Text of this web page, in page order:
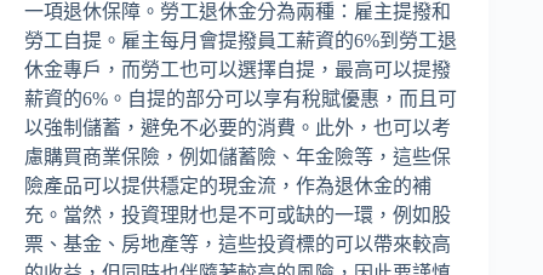
一項退休保障。勞工退休金分為兩種：雇主提撥和
勞工自提。雇主每月會提撥員工薪資的6%到勞工退
休金專戶，而勞工也可以選擇自提，最高可以提撥
薪資的6%。自提的部分可以享有稅賦優惠，而且可
以強制儲蓄，避免不必要的消費。此外，也可以考
慮購買商業保險，例如儲蓄險、年金險等，這些保
險產品可以提供穩定的現金流，作為退休金的補
充。當然，投資理財也是不可或缺的一環，例如股
票、基金、房地產等，這些投資標的可以帶來較高